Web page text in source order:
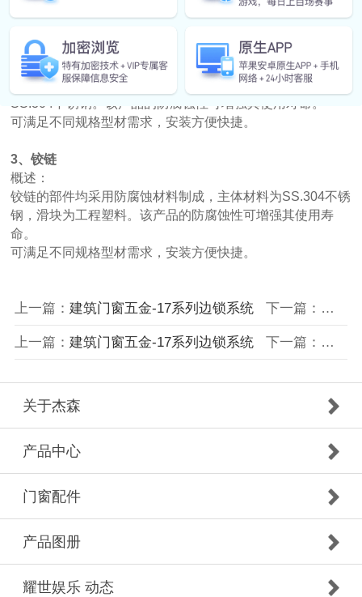
概述：
边锁开关的部件均采用防腐蚀材料制成，主体材料为锌合
金，表面处理为多种颜色可选的聚酯粉末喷涂。配件为
SS.304不锈钢。该产品的防腐蚀性可增强其使用寿命。
可满足不同规格型材需求，安装方便快捷。
3、铰链
概述：
铰链的部件均采用防腐蚀材料制成，主体材料为SS.304不锈
钢，滑块为工程塑料。该产品的防腐蚀性可增强其使用寿
命。
可满足不同规格型材需求，安装方便快捷。
上一篇： 建筑门窗五金-17系列边锁系统下一篇： 美式
上一篇： 建筑门窗五金-17系列边锁系统下一篇： 美式
关于杰森
产品中心
门窗配件
产品图册
耀世娱乐 动态